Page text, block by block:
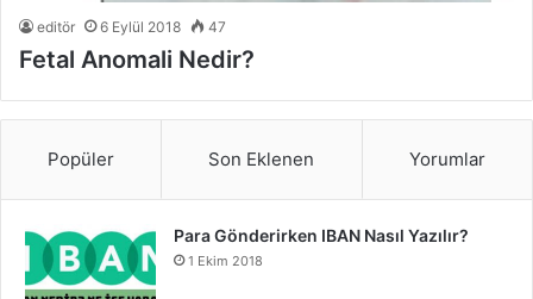
editör 6 Eylül 2018 47
Fetal Anomali Nedir?
Popüler Son Eklenen Yorumlar
Para Gönderirken IBAN Nasıl Yazılır?
1 Ekim 2018